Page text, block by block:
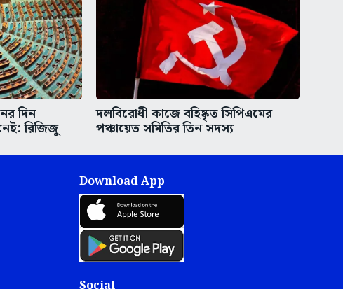
দিন
রিজিজু
দলবিরোধী কাজে বহিষ্কৃত সিপিএমের
পঞ্চায়েত সমিতির তিন সদস্য
Download App